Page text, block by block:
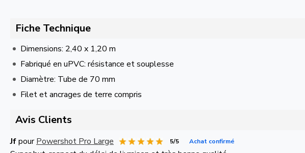
Fiche Technique
Dimensions: 2,40 x 1,20 m
Fabriqué en uPVC: résistance et souplesse
Diamètre: Tube de 70 mm
Filet et ancrages de terre compris
Avis Clients
JfpourPowershot Pro Large 5/5 Achat confirmé